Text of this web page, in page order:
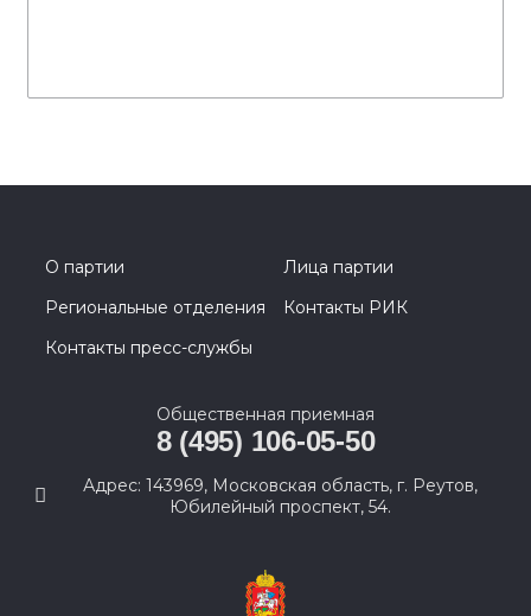
О партии
Лица партии
Региональные отделения
Контакты РИК
Контакты пресс-службы
Общественная приемная
8 (495) 106-05-50
Адрес: 143969, Московская область, г. Реутов,
Юбилейный проспект, 54.